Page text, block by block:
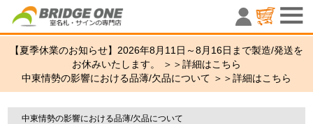
室名札・
【夏季休業のお知らせ】2026年8月11日～8月16日まで製造/発送を
お休みいたします。 ＞＞詳細はこちら
中東情勢の影響における品薄/欠品について ＞＞詳細はこちら
中東情勢の影響における品薄/欠品について